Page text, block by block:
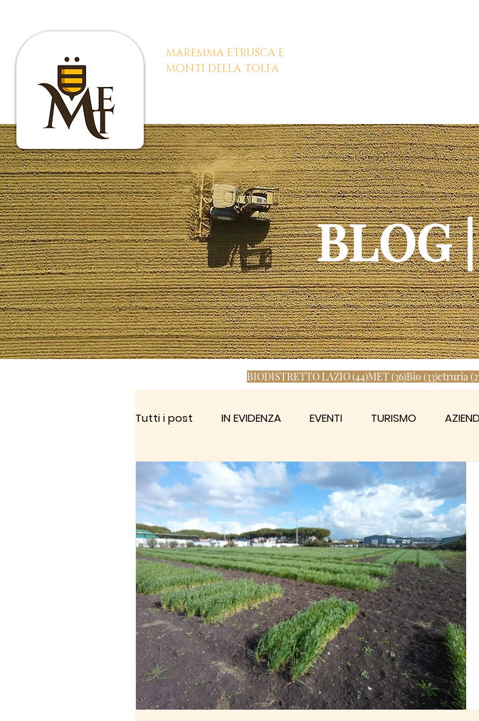
MAREMMA ETRUSCA E
MONTI DELLA TOLFA
BLOG
BIODISTRETTO LAZIO(44)44 post
MET(36)36 post
Bio (33)33 post
etruria
Tutti i post IN EVIDENZA EVENTI TURISMO
BIOLOGICO TARQUINIA MONTE ROMANO TOLFA
UNIVERSITA' AGRARIA CANINO MONTALTO DI CASTRO
CEREALIA FESTIVAL CREA ISTITUTO CARDARELLI